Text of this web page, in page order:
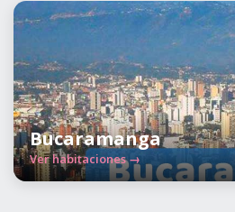
Bucaramanga
Ver habitaciones →